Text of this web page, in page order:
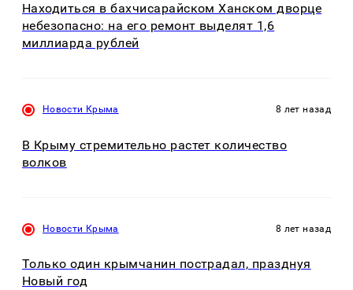
Находиться в бахчисарайском Ханском дворце
небезопасно: на его ремонт выделят 1,6
миллиарда рублей
Новости Крыма 8 лет назад
В Крыму стремительно растет количество
волков
Новости Крыма 8 лет назад
Только один крымчанин пострадал, празднуя
Новый год